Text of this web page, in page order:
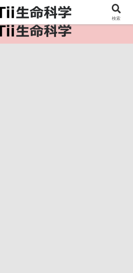
生命・生物の情報インフラ。
検索